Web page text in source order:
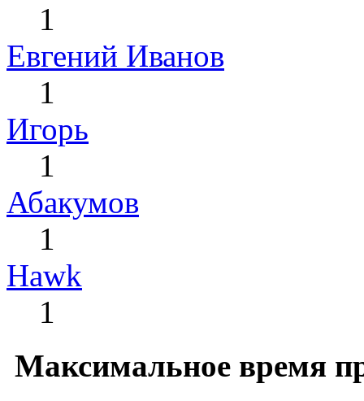
1
Евгений Иванов
1
Игорь
1
Абакумов
1
Hawk
1
Максимальное время